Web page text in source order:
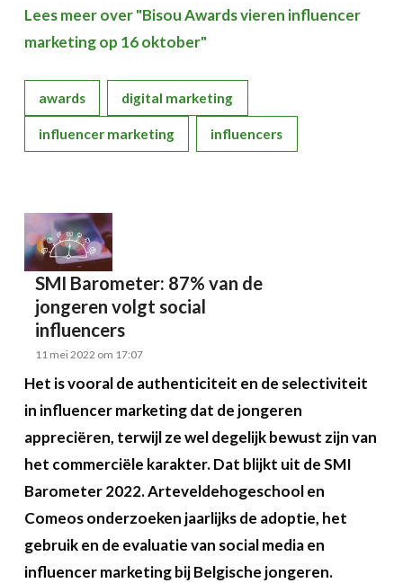
Lees meer over "Bisou Awards vieren influencer
marketing op 16 oktober"
awards digital marketing
influencer marketing influencers
SMI Barometer: 87% van de
jongeren volgt social
influencers
11 mei 2022 om 17:07
Het is vooral de authenticiteit en de selectiviteit
in influencer marketing dat de jongeren
appreciëren, terwijl ze wel degelijk bewust zijn van
het commerciële karakter. Dat blijkt uit de SMI
Barometer 2022. Arteveldehogeschool en
Comeos onderzoeken jaarlijks de adoptie, het
gebruik en de evaluatie van social media en
influencer marketing bij Belgische jongeren.